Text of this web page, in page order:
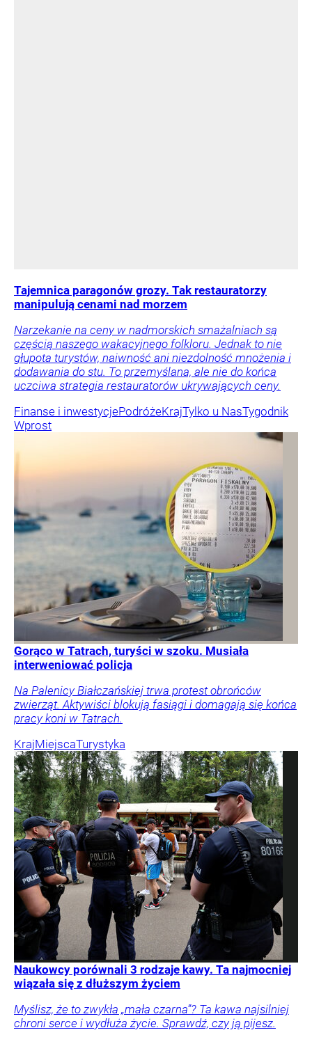
Tajemnica paragonów grozy. Tak restauratorzy
manipulują cenami nad morzem
Narzekanie na ceny w nadmorskich smażalniach są
częścią naszego wakacyjnego folkloru. Jednak to nie
głupota turystów, naiwność ani niezdolność mnożenia i
dodawania do stu. To przemyślana, ale nie do końca
uczciwa strategia restauratorów ukrywających ceny.
Finanse i inwestycjePodróżeKrajTylko u NasTygodnik
Wprost
Gorąco w Tatrach, turyści w szoku. Musiała
interweniować policja
Na Palenicy Białczańskiej trwa protest obrońców
zwierząt. Aktywiści blokują fasiągi i domagają się końca
pracy koni w Tatrach.
KrajMiejscaTurystyka
Naukowcy porównali 3 rodzaje kawy. Ta najmocniej
wiązała się z dłuższym życiem
Myślisz, że to zwykła „mała czarna”? Ta kawa najsilniej
chroni serce i wydłuża życie. Sprawdź, czy ją pijesz.